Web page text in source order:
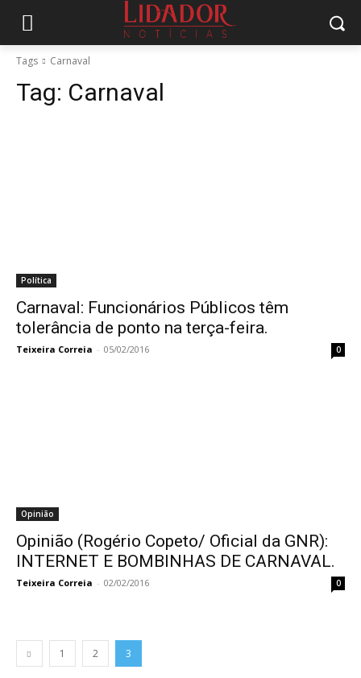
Tags Carnaval
Tag: Carnaval
Política
Carnaval: Funcionários Públicos têm
tolerância de ponto na terça-feira.
Teixeira Correia - 05/02/2016 0
Opinião
Opinião (Rogério Copeto/ Oficial da GNR):
INTERNET E BOMBINHAS DE CARNAVAL.
Teixeira Correia - 02/02/2016 0
1 2 3